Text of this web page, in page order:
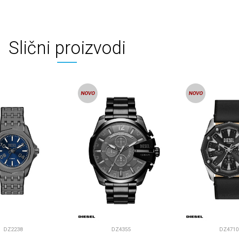
Slični proizvodi
DZ2238 DZ4355 DZ4710